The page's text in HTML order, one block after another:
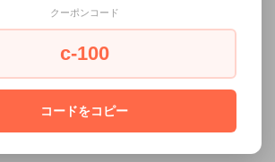
ください。
別途お見積りとさせていた
ますが、その金額ではなく、
クーポンコード
c-100
コードをコピー